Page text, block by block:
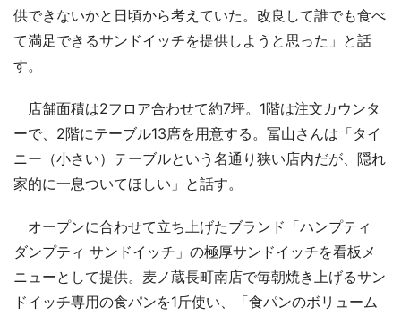
供できないかと日頃から考えていた。改良して誰でも食べ
て満足できるサンドイッチを提供しようと思った」と話
す。
店舗面積は2フロア合わせて約7坪。1階は注文カウンタ
ーで、2階にテーブル13席を用意する。冨山さんは「タイ
ニー（小さい）テーブルという名通り狭い店内だが、隠れ
家的に一息ついてほしい」と話す。
オープンに合わせて立ち上げたブランド「ハンプティ
ダンプティ サンドイッチ」の極厚サンドイッチを看板メ
ニューとして提供。麦ノ蔵長町南店で毎朝焼き上げるサン
ドイッチ専用の食パンを1斤使い、「食パンのボリューム